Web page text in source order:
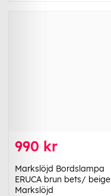
990 kr
Markslöjd Bordslampa
ERUCA brun bets/ beige
Markslöjd